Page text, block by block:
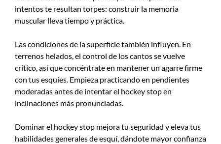
intentos te resultan torpes: construir la memoria
muscular lleva tiempo y práctica.
Las condiciones de la superficie también influyen. En
terrenos helados, el control de los cantos se vuelve
crítico, así que concéntrate en mantener un agarre firme
con tus esquíes. Empieza practicando en pendientes
moderadas antes de intentar el hockey stop en
inclinaciones más pronunciadas.
Dominar el hockey stop mejora tu seguridad y eleva tus
habilidades generales de esquí, dándote mayor confianza